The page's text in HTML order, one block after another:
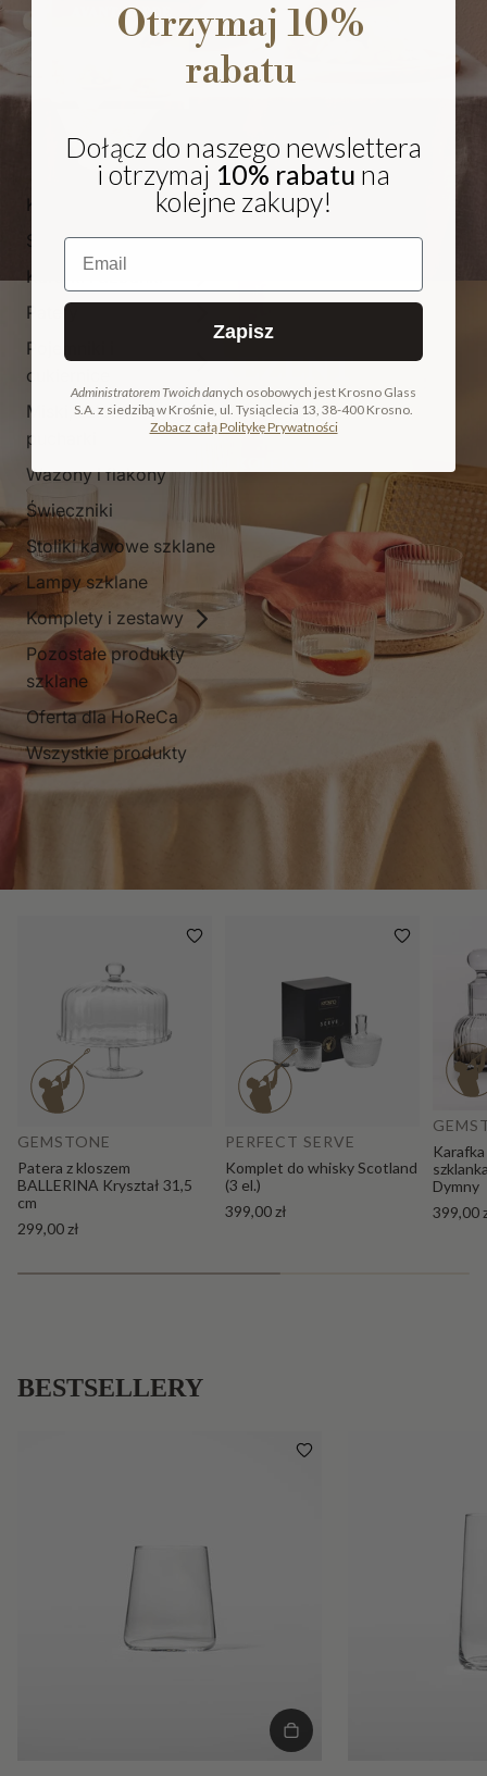
Kieliszki i pokale
Szklanki
Karafki i dzbanki
Patery
Pojemniki i
cukiernice
Miski, salaterki i
pucharki
Wazony i flakony
Świeczniki
Stoliki kawowe szklane
Lampy szklane
Komplety i zestawy
Pozostałe produkty
szklane
Oferta dla HoReCa
Wszystkie produkty
NA PREZENT
COLLECTION
Dodaj do koszyka
GEMSTONE
Patera z kloszem
BALLERINA Kryształ 31,5
cm
299,00 zł
PERFECT SERVE
Komplet do whisky Scotland
(3 el.)
399,00 zł
Dymny
399,00
BESTSELLERY
Otrzymaj 10%
rabatu
Dołącz do naszego newslettera
i otrzymaj 10% rabatu na
kolejne zakupy!
Email
Zapisz
Administratorem Twoich danych osobowych jest Krosno Glass
S.A. z siedzibą w Krośnie, ul. Tysiąclecia 13, 38-400 Krosno.
Zobacz całą Politykę Prywatności